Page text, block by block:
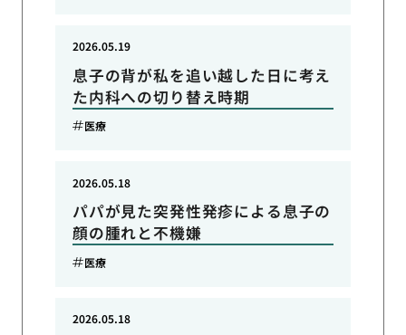
息子の背が私を追い越した日に考え
た内科への切り替え時期
2026.05.19
医療
パパが見た突発性発疹による息子の
顔の腫れと不機嫌
2026.05.18
医療
2026.05.18